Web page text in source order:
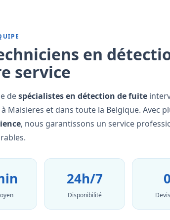
en
service
despécialistes en détection de fuite
Maisieres et dans toute la Belgique. Avec
, nous garantissons un service
24h/7
Disponibilité